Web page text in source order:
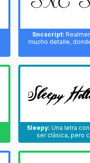
Sncscript:
mucho detalle,
Sleepy: Una letra
ser clásica, pero